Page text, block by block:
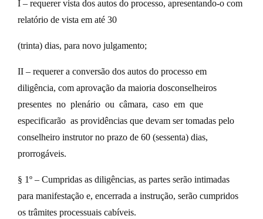
I – requerer vista dos autos do processo, apresentando-o com
relatório de vista em até 30
(trinta) dias, para novo julgamento;
II – requerer a conversão dos autos do processo em
diligência, com aprovação da maioria dosconselheiros
presentes no plenário ou câmara, caso em que
especificarão as providências que devam ser tomadas pelo
conselheiro instrutor no prazo de 60 (sessenta) dias,
prorrogáveis.
§ 1º – Cumpridas as diligências, as partes serão intimadas
para manifestação e, encerrada a instrução, serão cumpridos
os trâmites processuais cabíveis.